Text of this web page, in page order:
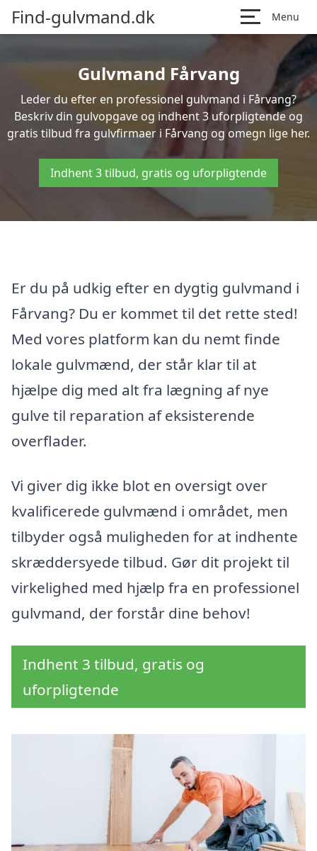
Find-gulvmand.dk Menu
Gulvmand Fårvang
Leder du efter en professionel gulvmand i Fårvang?
Beskriv din gulvopgave og indhent 3 uforpligtende og
gratis tilbud fra gulvfirmaer i Fårvang og omegn lige her.
Indhent 3 tilbud, gratis og uforpligtende
Er du på udkig efter en dygtig gulvmand i
Fårvang? Du er kommet til det rette sted!
Med vores platform kan du nemt finde
lokale gulvmænd, der står klar til at
hjælpe dig med alt fra lægning af nye
gulve til reparation af eksisterende
overflader.
Vi giver dig ikke blot en oversigt over
kvalificerede gulvmænd i området, men
tilbyder også muligheden for at indhente
skræddersyede tilbud. Gør dit projekt til
virkelighed med hjælp fra en professionel
gulvmand, der forstår dine behov!
Indhent 3 tilbud, gratis og
uforpligtende